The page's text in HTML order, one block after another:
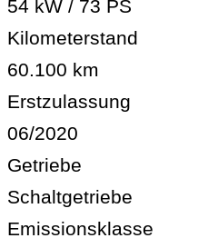
54 kW / 73 PS
Kilometerstand
60.100 km
Erstzulassung
06/2020
Getriebe
Schaltgetriebe
Emissionsklasse